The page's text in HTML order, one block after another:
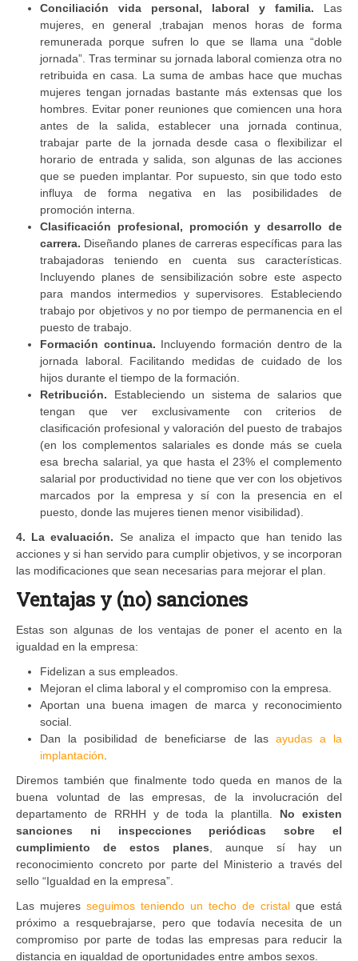
Conciliación vida personal, laboral y familia. Las
mujeres, en general ,trabajan menos horas de forma
remunerada porque sufren lo que se llama una “doble
jornada”. Tras terminar su jornada laboral comienza otra no
retribuida en casa. La suma de ambas hace que muchas
mujeres tengan jornadas bastante más extensas que los
hombres. Evitar poner reuniones que comiencen una hora
antes de la salida, establecer una jornada continua,
trabajar parte de la jornada desde casa o flexibilizar el
horario de entrada y salida, son algunas de las acciones
que se pueden implantar. Por supuesto, sin que todo esto
influya de forma negativa en las posibilidades de
promoción interna.
Clasificación profesional, promoción y desarrollo de
carrera. Diseñando planes de carreras específicas para las
trabajadoras teniendo en cuenta sus características.
Incluyendo planes de sensibilización sobre este aspecto
para mandos intermedios y supervisores. Estableciendo
trabajo por objetivos y no por tiempo de permanencia en el
puesto de trabajo.
Formación continua. Incluyendo formación dentro de la
jornada laboral. Facilitando medidas de cuidado de los
hijos durante el tiempo de la formación.
Retribución. Estableciendo un sistema de salarios que
tengan que ver exclusivamente con criterios de
clasificación profesional y valoración del puesto de trabajos
(en los complementos salariales es donde más se cuela
esa brecha salarial, ya que hasta el 23% el complemento
salarial por productividad no tiene que ver con los objetivos
marcados por la empresa y sí con la presencia en el
puesto, donde las mujeres tienen menor visibilidad).
4. La evaluación. Se analiza el impacto que han tenido las
acciones y si han servido para cumplir objetivos, y se incorporan
las modificaciones que sean necesarias para mejorar el plan.
Ventajas y (no) sanciones
Estas son algunas de los ventajas de poner el acento en la
igualdad en la empresa:
Fidelizan a sus empleados.
Mejoran el clima laboral y el compromiso con la empresa.
Aportan una buena imagen de marca y reconocimiento
social.
Dan la posibilidad de beneficiarse de las ayudas a la
implantación
Diremos también que finalmente todo queda en manos de la
buena voluntad de las empresas, de la involucración del
departamento de RRHH y de toda la plantilla. No existen
sanciones ni inspecciones periódicas sobre el
cumplimiento de estos planes , aunque sí hay un
reconocimiento concreto por parte del Ministerio a través del
sello “Igualdad en la empresa”.
Las mujeres seguimos teniendo un techo de cristal que está
próximo a resquebrajarse, pero que todavía necesita de un
compromiso por parte de todas las empresas para reducir la
distancia en igualdad de oportunidades entre ambos sexos.